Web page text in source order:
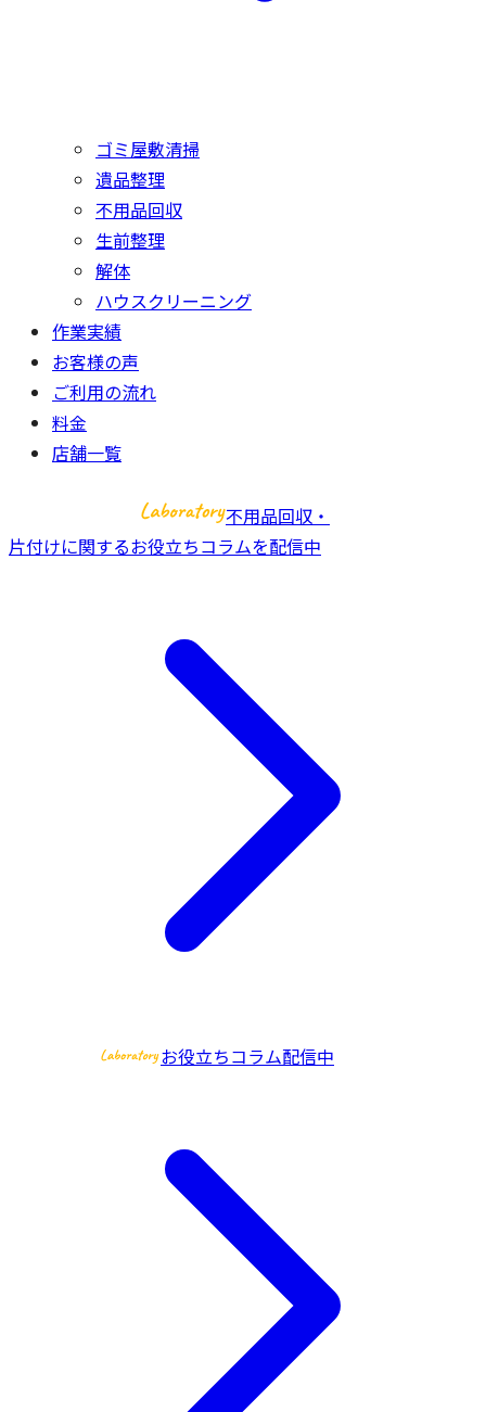
ゴミ屋敷清掃
遺品整理
不用品回収
生前整理
解体
ハウスクリーニング
作業実績
お客様の声
ご利用の流れ
料金
店舗一覧
不用品回収・
片付けに関するお役立ちコラムを配信中
お役立ちコラム配信中